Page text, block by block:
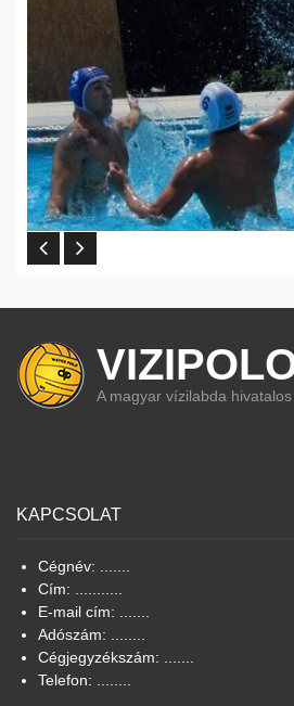
A magyar vízilabda
KAPCSOLAT
Cégnév: .......
Cím: ...........
E-mail cím: .......
Adószám: ........
Cégjegyzékszám: .......
Telefon: ........